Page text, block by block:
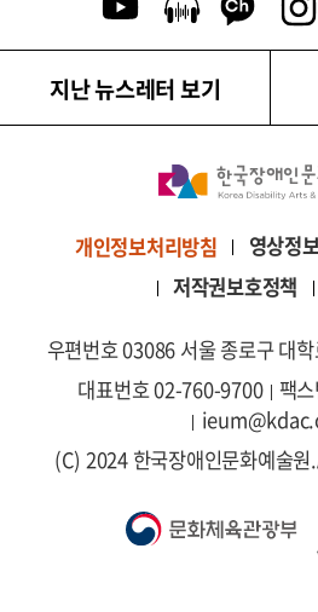
지난 뉴스레터 보기
카카오
유튜브 이동팟캐스트 이동
개인정보처리방침
영상정
저작권보호정책
우편번호 03086 서울 종로구 대
대표번호 02-760-9700 팩
(C) 2024 한국장애인문화예술원.